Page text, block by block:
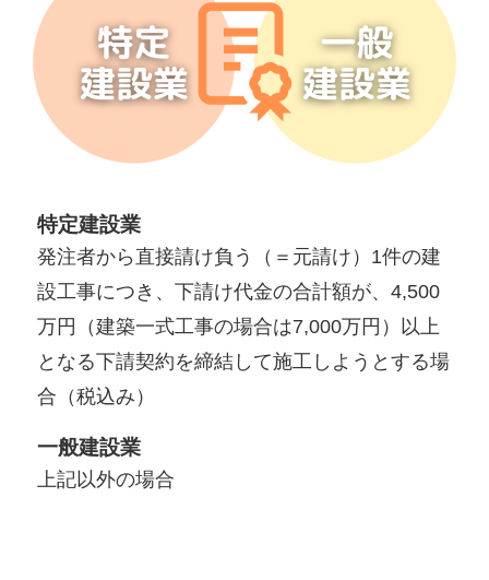
特定建設業
発注者から直接請け負う（＝元請け）1件の建
設工事につき、下請け代金の合計額が、4,500
万円（建築一式工事の場合は7,000万円）以上
となる下請契約を締結して施工しようとする場
合（税込み）
一般建設業
上記以外の場合